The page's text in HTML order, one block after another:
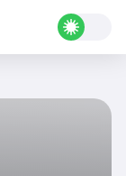
— новое